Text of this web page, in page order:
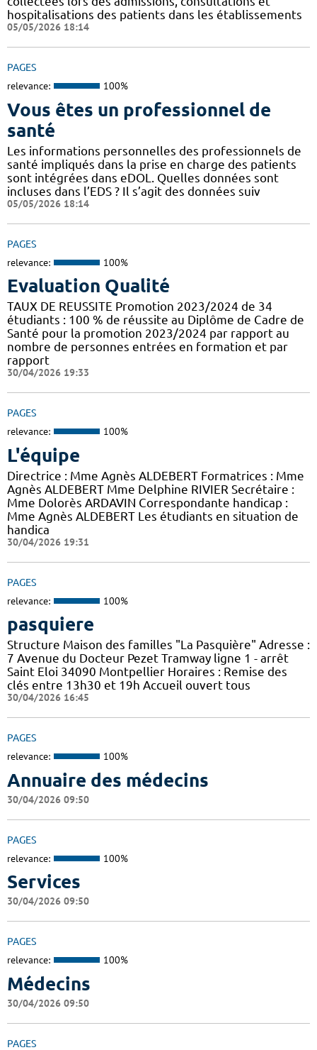
hospitalisations des patients dans les établissements
05/05/2026 18:14
PAGES
relevance: 100%
Vous êtes un professionnel de
santé
Les informations personnelles des professionnels de
santé impliqués dans la prise en charge des patients
sont intégrées dans eDOL. Quelles données sont
incluses dans l’EDS ? Il s’agit des données suiv
05/05/2026 18:14
PAGES
relevance: 100%
Evaluation Qualité
TAUX DE REUSSITE Promotion 2023/2024 de 34
étudiants : 100 % de réussite au Diplôme de Cadre de
Santé pour la promotion 2023/2024 par rapport au
nombre de personnes entrées en formation et par
rapport
30/04/2026 19:33
PAGES
relevance: 100%
L'équipe
Directrice : Mme Agnès ALDEBERT Formatrices : Mme
Agnès ALDEBERT Mme Delphine RIVIER Secrétaire :
Mme Dolorès ARDAVIN Correspondante handicap :
Mme Agnès ALDEBERT Les étudiants en situation de
handica
30/04/2026 19:31
PAGES
relevance: 100%
pasquiere
Structure Maison des familles "La Pasquière" Adresse :
7 Avenue du Docteur Pezet Tramway ligne 1 - arrêt
Saint Eloi 34090 Montpellier Horaires : Remise des
clés entre 13h30 et 19h Accueil ouvert tous
30/04/2026 16:45
PAGES
relevance: 100%
Annuaire des médecins
30/04/2026 09:50
PAGES
relevance: 100%
Services
30/04/2026 09:50
PAGES
relevance: 100%
Médecins
30/04/2026 09:50
PAGES